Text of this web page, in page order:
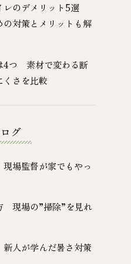
レのデメリット5選
対策とメリットも解
4つ 素材で変わる断
くさを比較
グ
場監督が家でもやっ
現場の”掃除”を見れ
人が学んだ暑さ対策